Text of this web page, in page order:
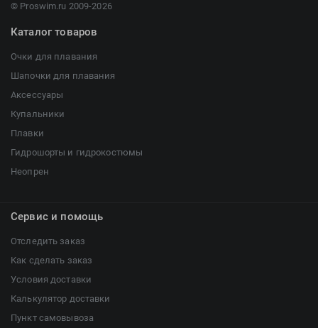
© Proswim.ru 2009-2026
Каталог товаров
Очки для плавания
Шапочки для плавания
Аксессуары
Купальники
Плавки
Гидрошорты и гидрокостюмы
Неопрен
Сервис и помощь
Отследить заказ
Как сделать заказ
Условия доставки
Калькулятор доставки
Пункт самовывоза